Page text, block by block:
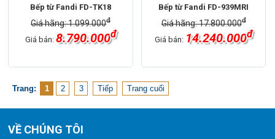
Bếp từ Fandi FD-TK18
Giá hãng: 1.099.000đ
Giá bán: 8.790.000đ
Bếp từ Fandi FD-939MRI
Giá hãng: 17.800.000đ
Giá bán: 14.240.000đ
Trang: 1 2 3 Tiếp Trang cuối
VỀ CHÚNG TÔI